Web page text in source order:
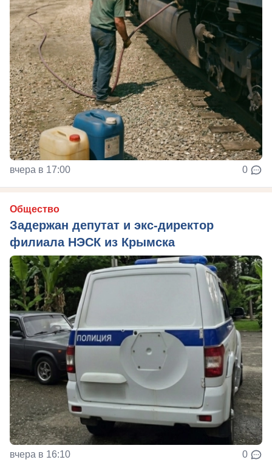
вчера в 17:00 0
Общество
Задержан депутат и экс-директор
филиала НЭСК из Крымска
вчера в 16:10 0